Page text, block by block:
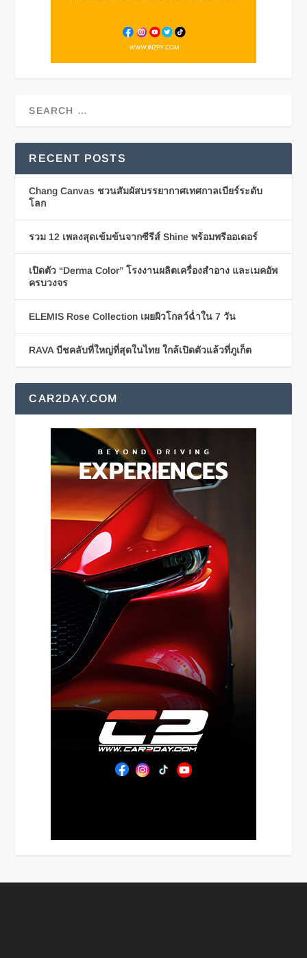
RECENT POSTS
Chang Canvas ชวนสัมผัสบรรยากาศเทศกาลเบียร์ระดับ
โลก
รวม 12 เพลงสุดเข้มข้นจากซีรีส์ Shine พร้อมพรีออเดอร์
เปิดตัว “Derma Color” โรงงานผลิตเครื่องสำอาง และเมคอัพ
ครบวงจร
ELEMIS Rose Collection เผยผิวโกลว์ฉ่ำใน 7 วัน
RAVA บีชคลับที่ใหญ่ที่สุดในไทย ใกล้เปิดตัวแล้วที่ภูเก็ต
CAR2DAY.COM